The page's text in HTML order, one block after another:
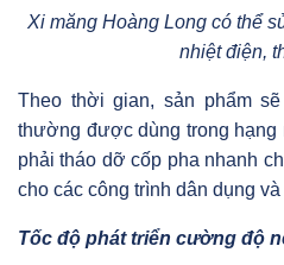
Xi măng Hoàng Long có thể
nhiệt điện,
Theo thời gian, sản phẩm
thường được dùng trong hạng
phải tháo dỡ cốp pha nhanh
cho các công trình dân dụng
Tốc độ phát triển cường độ